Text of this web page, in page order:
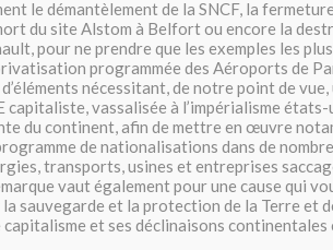
le démantèlement de la SNCF, la
du site Alstom à Belfort ou encore la
pour ne prendre que les exemples les
programmée des Aéroports de
nécessitant, de notre point de
capitaliste, vassalisée à l’impérialisme
du continent, afin de mettre en œuvre
de nationalisations dans de
transports, usines et entreprises
vaut également pour une cause qui
la sauvegarde et la protection de la Terre et
et ses déclinaisons continentales